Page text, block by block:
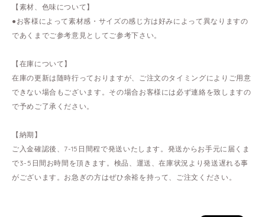
【素材、色味について】
●お客様によって素材感・サイズの感じ方は好みによって異なりますの
であくまでご参考意見としてご参考下さい。
【在庫について】
在庫の更新は随時行っておりますが、ご注文のタイミングによりご用意
できない場合もございます。その場合お客様には必ず連絡を致しますの
で予めご了承ください。
【納期】
ご入金確認後、7-15日間程で発送いたします。発送からお手元に届くま
で3-5日間お時間を頂きます。検品、運送、在庫状況より発送遅れる事
がございます。お急ぎの方はぜひ余裕を持って、ご注文ください。